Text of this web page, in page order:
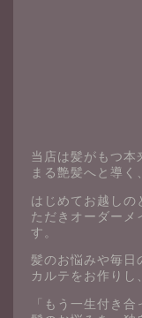
当店は髪がもつ本
まる艶髪へと導く
はじめてお越しの
ただきオーダーメ
す。
髪のお悩みや毎日
カルテをお作りし
「もう一生付き